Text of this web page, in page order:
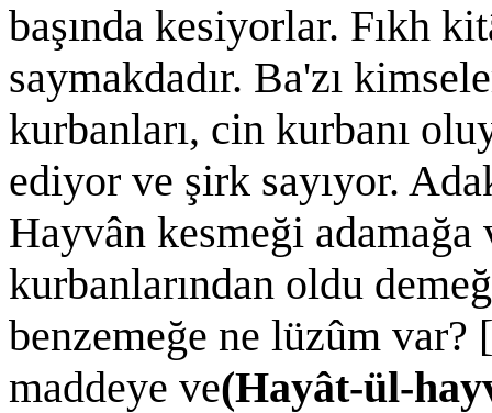
başında kesiyorlar. Fıkh
saymakdadır. Ba'zı
kurbanları, cin kurbanı
ediyor ve şirk sayıyor.
Hayvân kesmeği
kurbanlarından oldu
benzemeğe ne lüzûm
maddeye ve(Hayât-ül-